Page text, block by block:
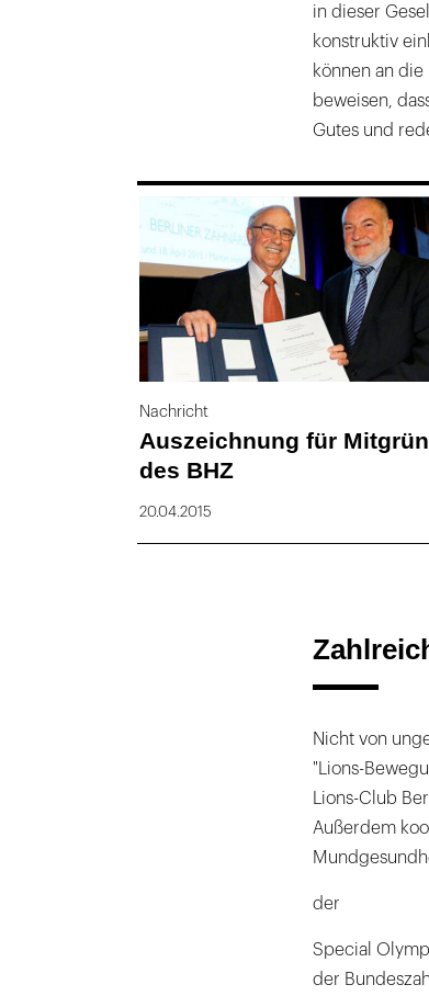
in dieser
konstruktiv
können an
beweisen,
Gutes und
169
Nachricht
Auszeichnung für
des BHZ
20.04.2015
Nicht von
"Lions-
Lions-Club
Außerdem
der
Special
der